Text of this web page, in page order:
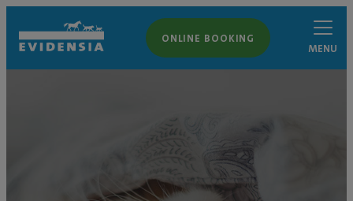
ONLINE BOOKING
MENU